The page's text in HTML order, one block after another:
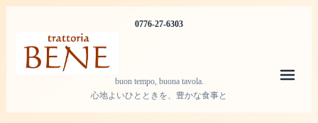
0776-27-6303
buon tempo, buona tavola.
心地よいひとときを、豊かな食事と